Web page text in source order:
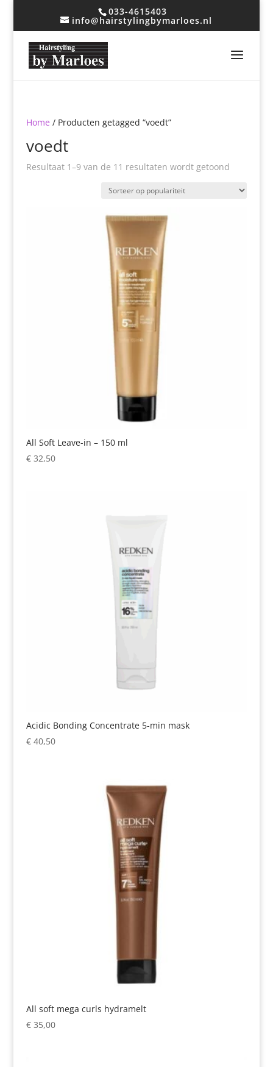
033-4615403
info@hairstylingbymarloes.nl
Home / Producten getagged “voedt”
voedt
Resultaat 1–9 van de 11 resultaten wordt getoond
All Soft Leave-in – 150 ml
€32,50
Acidic Bonding Concentrate 5-min mask
€40,50
All soft mega curls hydramelt
€35,00